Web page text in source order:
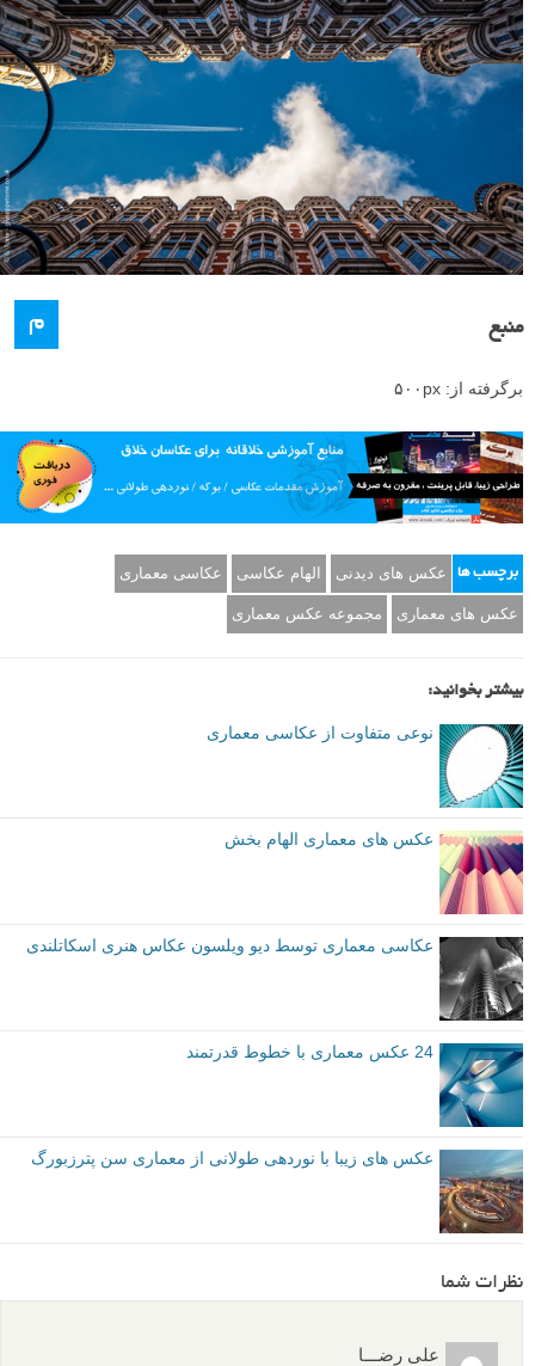
م منبع
برگرفته از: ۵۰۰px
برچسب ها عکس های دیدنی الهام عکاسی عکاسی معماری
عکس های معماری مجموعه عکس معماری
بیشتر بخوانید:
نوعی متفاوت از عکاسی معماری
عکس های معماری الهام بخش
عکاسی معماری توسط دیو ویلسون عکاس هنری اسکاتلندی
24 عکس معماری با خطوط قدرتمند
عکس های زیبا با نوردهی طولانی از معماری سن پترزبورگ
نظرات شما
علی رضـــا